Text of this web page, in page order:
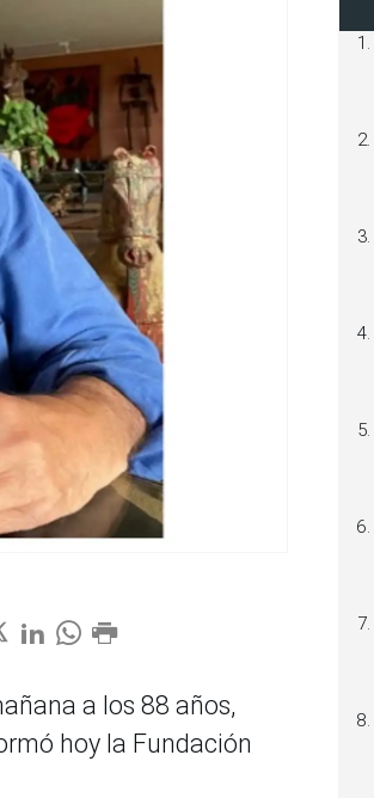
a los 88 años,
hoy la Fundación